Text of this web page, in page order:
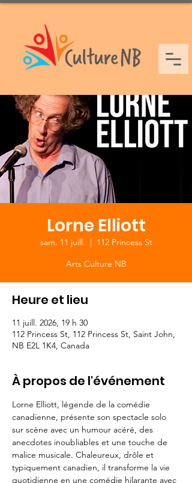
Lorne Elliott
sam. 11 juill.
  |
112 Princess St
Arts Culture NB
Heure et lieu
11 juill. 2026, 19 h 30
112 Princess St, 112 Princess St, Saint John,
NB E2L 1K4, Canada
À propos de l'événement
Lorne Elliott, légende de la comédie
canadienne, présente son spectacle solo
sur scène avec un humour acéré, des
anecdotes inoubliables et une touche de
malice musicale. Chaleureux, drôle et
typiquement canadien, il transforme la vie
quotidienne en une comédie hilarante avec